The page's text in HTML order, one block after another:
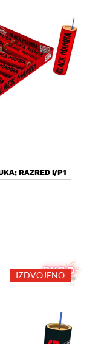
RAZRED I/P1
IZDVOJENO